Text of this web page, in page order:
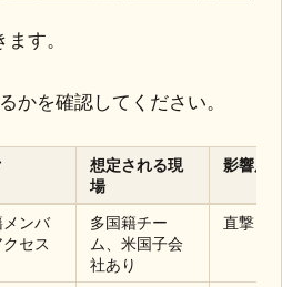
す。
かを確認してください。
想定される現
場
影響度
ンバ
セス
多国籍チー
ム、米国子会
社あり
直撃